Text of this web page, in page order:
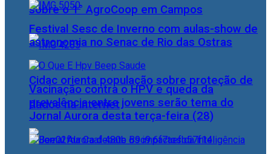
sobre o 1° AgroCoop em Campos
Cidac orienta população sobre proteção de
dados na internet
Festival Sesc de Inverno com aulas-show de
astronomia no Senac de Rio das Ostras
Vacinação contra o HPV e queda da
prevalência entre jovens serão tema do
Jornal Aurora desta terça-feira (28)